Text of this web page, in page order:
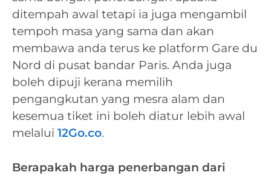
ditempah awal tetapi ia juga mengambil
tempoh masa yang sama dan akan
membawa anda terus ke platform Gare du
Nord di pusat bandar Paris. Anda juga
boleh dipuji kerana memilih
pengangkutan yang mesra alam dan
kesemua tiket ini boleh diatur lebih awal
melalui 12Go.co.
Berapakah harga penerbangan dari